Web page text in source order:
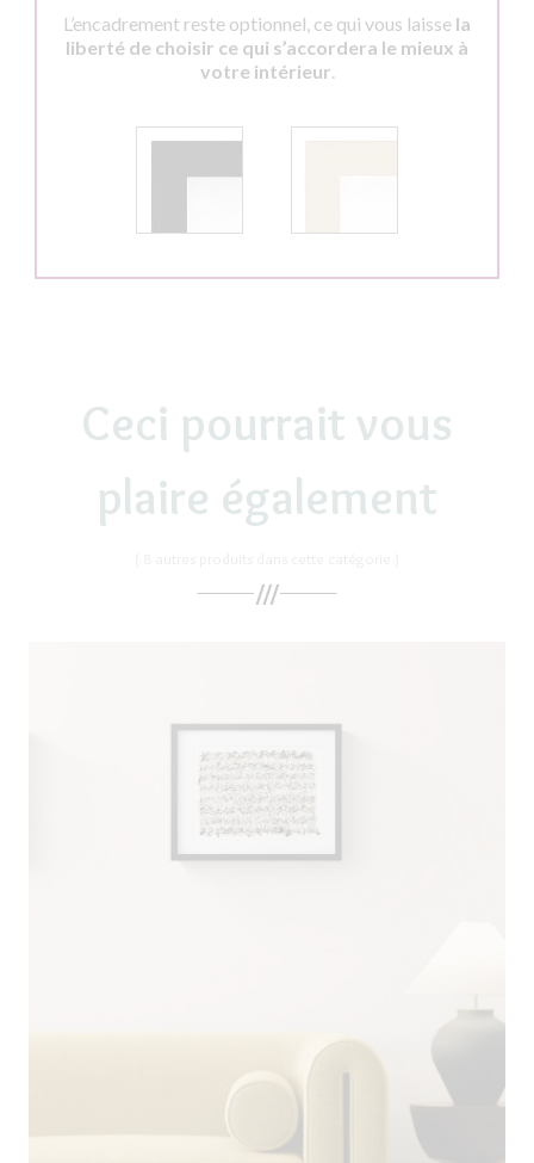
L’encadrement reste optionnel, ce qui vous laisse la
liberté de choisir ce qui s’accordera le mieux à
votre intérieur.
Ceci pourrait vous
plaire également